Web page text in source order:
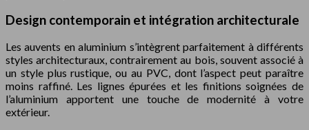
Design contemporain et intégration architecturale
Les auvents en aluminium s’intègrent parfaitement à différents
styles architecturaux, contrairement au bois, souvent associé à
un style plus rustique, ou au PVC, dont l’aspect peut paraître
moins raffiné. Les lignes épurées et les finitions soignées de
l’aluminium apportent une touche de modernité à votre
extérieur.